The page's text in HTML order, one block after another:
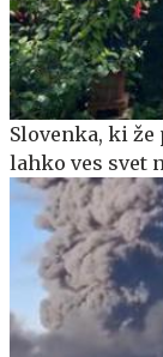
Slovenka, ki
lahko ves svet